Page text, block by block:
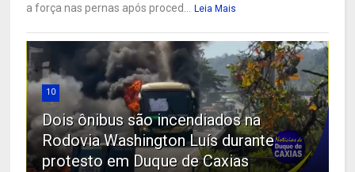
a força nas pernas após proced...
Leia Mais
10
Dois ônibus são incendiados na
Rodovia Washington Luís durante
protesto em Duque de Caxias